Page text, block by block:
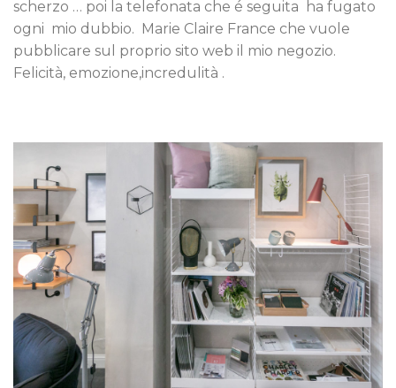
scherzo … poi la telefonata che é seguita ha fugato
ogni mio dubbio. Marie Claire France che vuole
pubblicare sul proprio sito web il mio negozio.
Felicità, emozione,incredulità .